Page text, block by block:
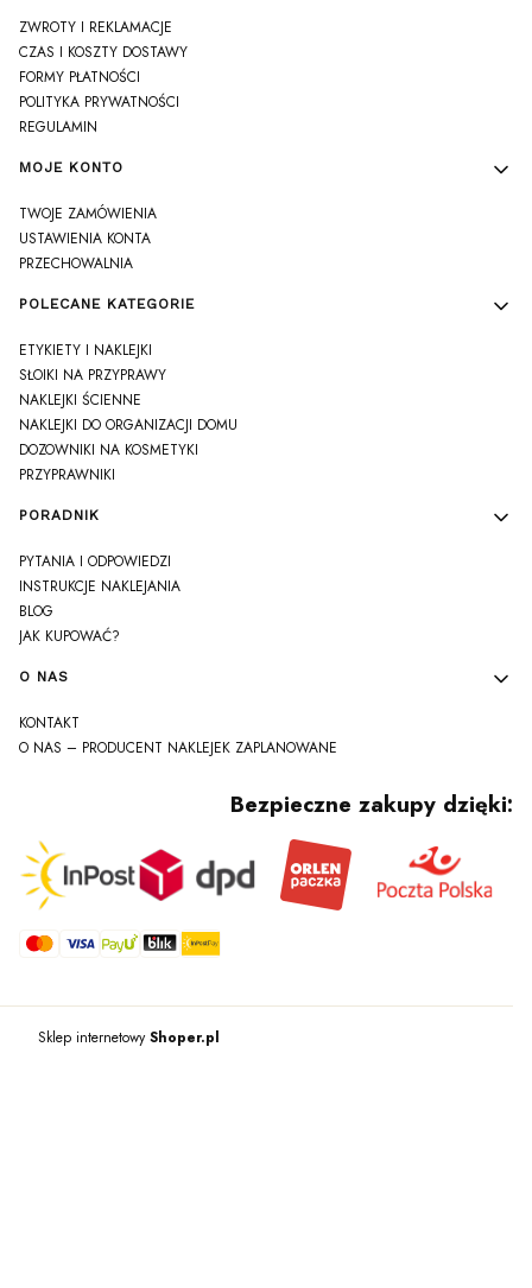
ZWROTY I REKLAMACJE
CZAS I KOSZTY DOSTAWY
FORMY PŁATNOŚCI
POLITYKA PRYWATNOŚCI
REGULAMIN
MOJE KONTO
TWOJE ZAMÓWIENIA
USTAWIENIA KONTA
PRZECHOWALNIA
POLECANE KATEGORIE
ETYKIETY I NAKLEJKI
SŁOIKI NA PRZYPRAWY
NAKLEJKI ŚCIENNE
NAKLEJKI DO ORGANIZACJI DOMU
DOZOWNIKI NA KOSMETYKI
PRZYPRAWNIKI
PORADNIK
PYTANIA I ODPOWIEDZI
INSTRUKCJE NAKLEJANIA
BLOG
JAK KUPOWAĆ?
O NAS
KONTAKT
O NAS – PRODUCENT NAKLEJEK ZAPLANOWANE
Bezpieczne zakupy dzięki:
Sklep internetowyShoper.pl